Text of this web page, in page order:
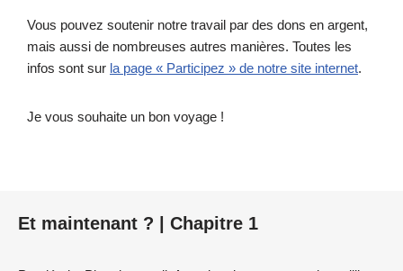
Vous pouvez soutenir notre travail par des dons en argent,
mais aussi de nombreuses autres manières. Toutes les
infos sont sur la page « Participez » de notre site internet.
Je vous souhaite un bon voyage !
Et maintenant ? | Chapitre 1